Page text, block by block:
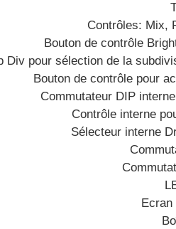
Contrôles: Mix,
Bouton de contrôle
Div pour sélection de la
Bouton de contrôle pour
Commutateur DIP
Contrôle interne
Sélecteur interne